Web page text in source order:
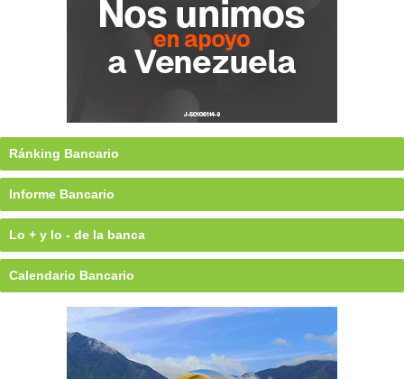
Ránking Bancario
Informe Bancario
Lo + y lo - de la banca
Calendario Bancario